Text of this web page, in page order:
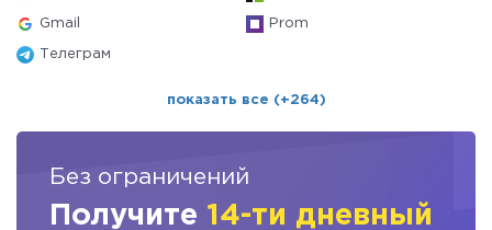
Gmail Prom
Телеграм
показать все (+264)
Без ограничений
Получите 14-ти дневный